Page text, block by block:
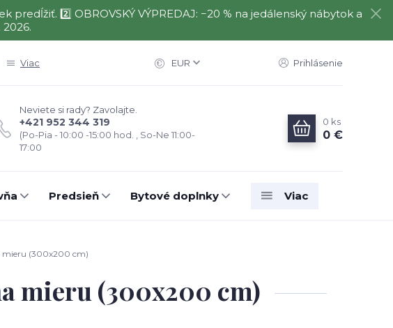
2️⃣ OBROVSKÝ VÝPREDAJ: −20 % na jedálenský nábytok a
Viac EUR Prihlásenie
Neviete si rady? Zavolajte.
+421 952 344 319
(Po-Pia - 10:00 -15:00 hod. , So-Ne 11:00-
17:00
0 ks
0 €
Predsieň Bytové doplnky Viac
mieru (300x200 cm)
mieru (300x200 cm)